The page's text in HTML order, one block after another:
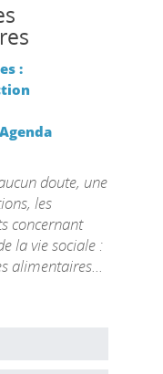
:
doute, une
les
concernant
la vie sociale :
alimentaires...